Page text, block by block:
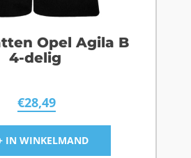
Opel Agila B
4-delig
€28,49
IN WINKELMAND